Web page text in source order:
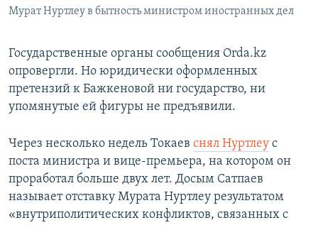
Мурат Нуртлеу в бытность министром иностранных дел
Государственные органы сообщения Orda.kz
опровергли. Но юридически оформленных
претензий к Бажкеновой ни государство, ни
упомянутые ей фигуры не предъявили.
Через несколько недель Токаев снял Нуртлеу с
поста министра и вице-премьера, на котором он
проработал больше двух лет. Досым Сатпаев
называет отставку Мурата Нуртлеу результатом
«внутриполитических конфликтов, связанных с